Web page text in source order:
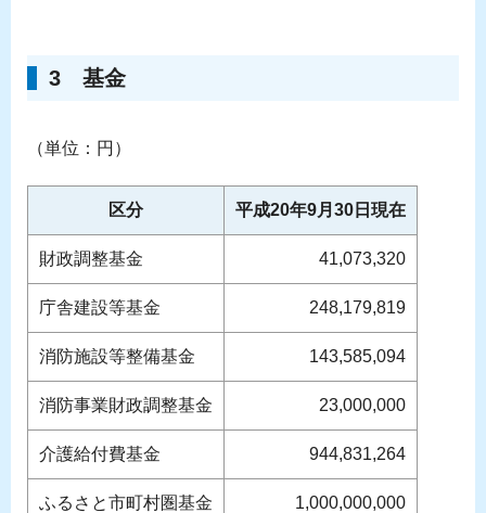
3 基金
（単位：円）
区分 平成20年9月30日現在
財政調整基金 41,073,320
庁舎建設等基金 248,179,819
消防施設等整備基金 143,585,094
消防事業財政調整基金 23,000,000
介護給付費基金 944,831,264
ふるさと市町村圏基金 1,000,000,000